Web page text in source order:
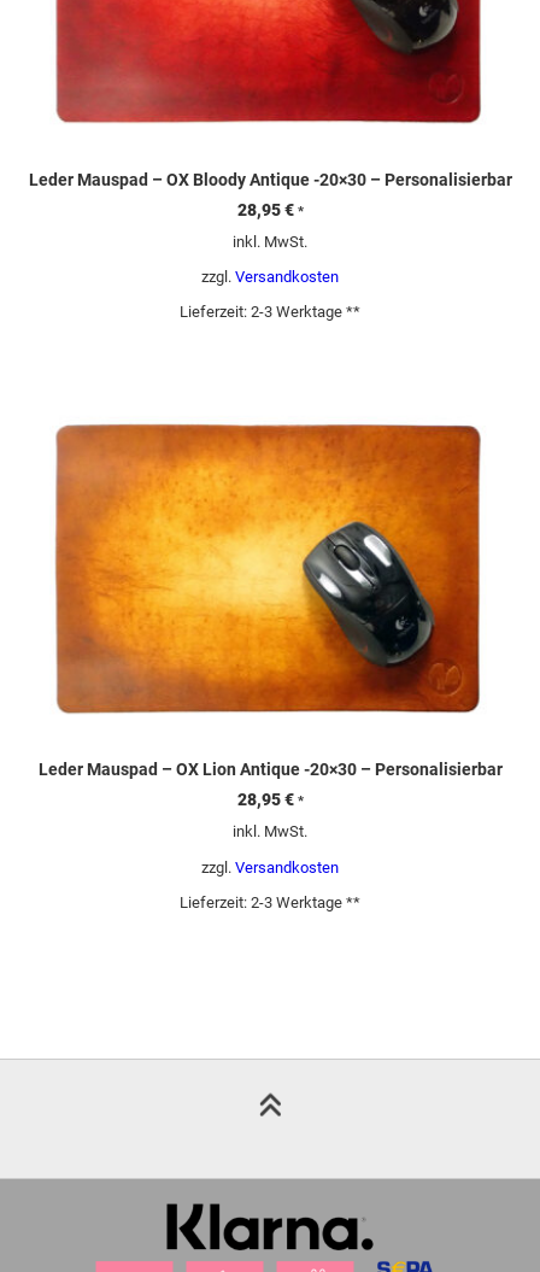
Leder Mauspad – OX Bloody Antique -20×30 – Personalisierbar
28,95€ *
inkl. MwSt.
zzgl. Versandkosten
Lieferzeit: 2-3 Werktage **
Leder Mauspad – OX Lion Antique -20×30 – Personalisierbar
28,95€ *
inkl. MwSt.
zzgl. Versandkosten
Lieferzeit: 2-3 Werktage **